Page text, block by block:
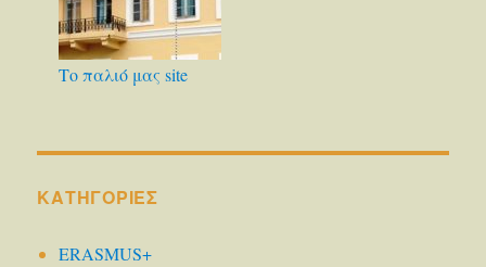
Το παλιό μας site
KΑΤΗΓΟΡΊΕΣ
ERASMUS+